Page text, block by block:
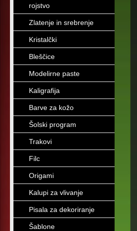
rojstvo
Zlatenje in srebrenje
Kristalčki
Bleščice
Modelirne paste
Kaligrafija
Barve za kožo
Šolski program
Trakovi
Filc
Origami
Kalupi za vlivanje
Pisala za dekoriranje
Šablone